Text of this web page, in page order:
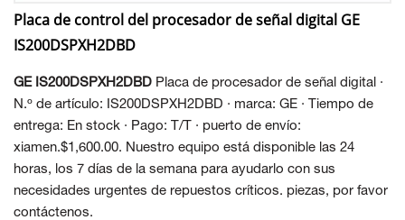
Placa de control del procesador de señal digital GE
IS200DSPXH2DBD
GE IS200DSPXH2DBD Placa de procesador de señal digital ·
N.º de artículo: IS200DSPXH2DBD · marca: GE · Tiempo de
entrega: En stock · Pago: T/T · puerto de envío:
xiamen.$1,600.00. Nuestro equipo está disponible las 24
horas, los 7 días de la semana para ayudarlo con sus
necesidades urgentes de repuestos críticos. piezas, por favor
contáctenos.